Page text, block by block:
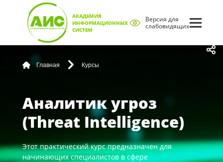
АКАДЕМИЯ
ИНФОРМАЦИОННЫХ
СИСТЕМ
Версия для
слабовидящих
Главная Курсы
Аналитик угроз
(Threat Intelligence)
Этот практический курс предназначен для
начинающих специалистов в сфере